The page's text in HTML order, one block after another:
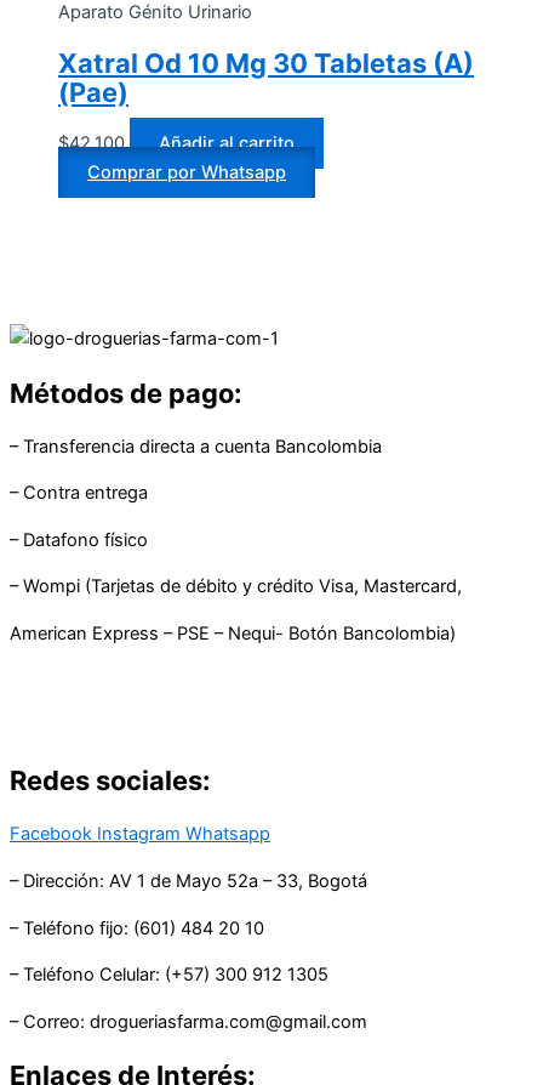
Aparato Génito Urinario
Xatral Od 10 Mg 30 Tabletas (A)
(Pae)
$42.100
Añadir al carrito
Comprar por Whatsapp
Métodos de pago:
– Transferencia directa a cuenta Bancolombia
– Contra entrega
– Datafono físico
– Wompi (Tarjetas de débito y crédito Visa, Mastercard,
American Express – PSE – Nequi- Botón Bancolombia)
Redes sociales:
Facebook Instagram Whatsapp
– Dirección: AV 1 de Mayo 52a – 33, Bogotá
– Teléfono fijo: (601) 484 20 10
– Teléfono Celular: (+57) 300 912 1305
– Correo: drogueriasfarma.com@gmail.com
Enlaces de Interés: